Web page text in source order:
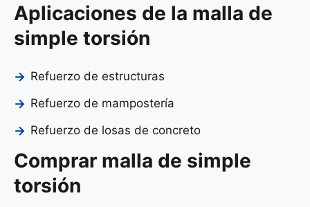
Aplicaciones de la malla de
simple torsión
Refuerzo de estructuras
Refuerzo de mampostería
Refuerzo de losas de concreto
Comprar malla de simple
torsión